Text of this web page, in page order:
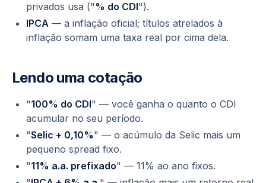
privados usa (" % do CDI").
IPCA — a inflação oficial; títulos atrelados à
inflação somam uma taxa real por cima dela.
Lendo uma cotação
"100% do CDI" — você ganha o quanto o CDI
acumular no seu período.
"Selic + 0,10%" — o acúmulo da Selic mais um
pequeno spread fixo.
"11% a.a. prefixado" — 11% ao ano fixos.